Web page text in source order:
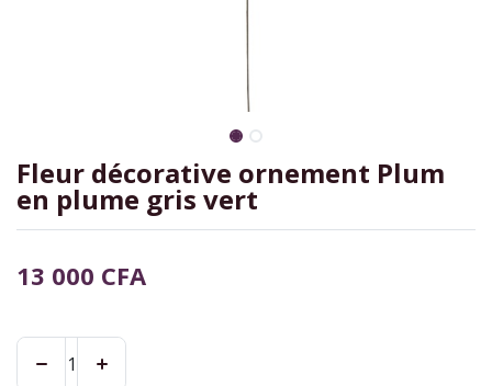
Fleur décorative ornement Plum
en plume gris vert
13 000 CFA